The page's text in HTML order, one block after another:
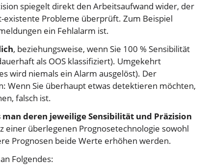
spiegelt direkt den Arbeitsaufwand wider, der
Probleme überprüft. Zum Beispiel
ein Fehlalarm ist.
, beziehungsweise, wenn Sie 100 % Sensibilität
als OOS klassifiziert). Umgekehrt
wird niemals ein Alarm ausgelöst). Der
Wenn Sie überhaupt etwas detektieren möchten,
falsch ist.
man deren jeweilige Sensibilität und Präzision
einer überlegenen Prognosetechnologie sowohl
Prognosen beide Werte erhöhen werden.
Folgendes: